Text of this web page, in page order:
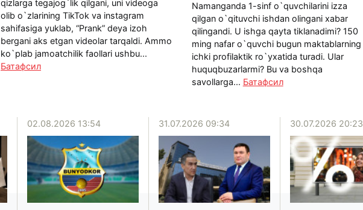
qizlarga tegajog`lik qilgani, uni videoga
olib o`zlarining TikTok va instagram
sahifasiga yuklab, “Prank” deya izoh
bergani aks etgan videolar tarqaldi. Ammo
ko`plab jamoatchilik faollari ushbu...
Батафсил
Namanganda 1-sinf o`quvchilarini izza
qilgan o`qituvchi ishdan olingani xabar
qilingandi. U ishga qayta tiklanadimi? 150
ming nafar o`quvchi bugun maktablarning
ichki profilaktik ro`yxatida turadi. Ular
huquqbuzarlarmi? Bu va boshqa
savollarga... Батафсил
02.08.2026 13:54 31.07.2026 09:34 30.07.2026 20:23